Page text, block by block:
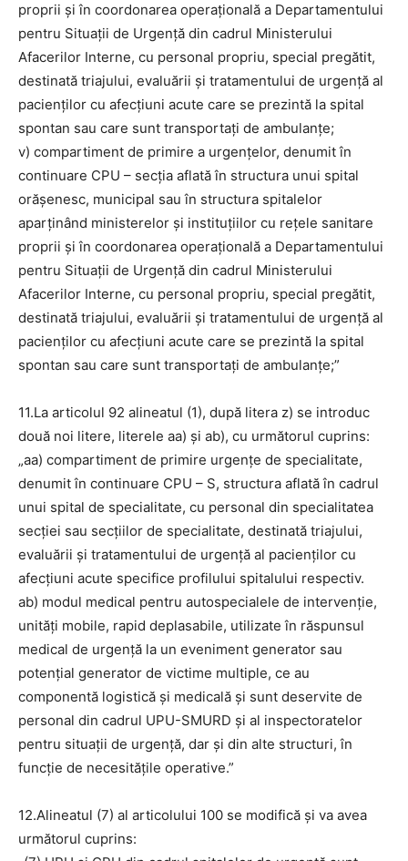
proprii și în coordonarea operațională a Departamentului
pentru Situații de Urgență din cadrul Ministerului
Afacerilor Interne, cu personal propriu, special pregătit,
destinată triajului, evaluării şi tratamentului de urgenţă al
pacienţilor cu afecţiuni acute care se prezintă la spital
spontan sau care sunt transportaţi de ambulanţe;
v) compartiment de primire a urgenţelor, denumit în
continuare CPU – secţia aflată în structura unui spital
orăşenesc, municipal sau în structura spitalelor
aparţinând ministerelor şi instituţiilor cu reţele sanitare
proprii și în coordonarea operațională a Departamentului
pentru Situații de Urgență din cadrul Ministerului
Afacerilor Interne, cu personal propriu, special pregătit,
destinată triajului, evaluării şi tratamentului de urgenţă al
pacienţilor cu afecţiuni acute care se prezintă la spital
spontan sau care sunt transportaţi de ambulanţe;”
11.La articolul 92 alineatul (1), după litera z) se introduc
două noi litere, literele aa) și ab), cu următorul cuprins:
„aa) compartiment de primire urgenţe de specialitate,
denumit în continuare CPU – S, structura aflată în cadrul
unui spital de specialitate, cu personal din specialitatea
secţiei sau secţiilor de specialitate, destinată triajului,
evaluării şi tratamentului de urgenţă al pacienţilor cu
afecţiuni acute specifice profilului spitalului respectiv.
ab) modul medical pentru autospecialele de intervenție,
unități mobile, rapid deplasabile, utilizate în răspunsul
medical de urgență la un eveniment generator sau
potențial generator de victime multiple, ce au
componentă logistică și medicală și sunt deservite de
personal din cadrul UPU-SMURD și al inspectoratelor
pentru situații de urgență, dar și din alte structuri, în
funcție de necesitățile operative.”
12.Alineatul (7) al articolului 100 se modifică și va avea
următorul cuprins: